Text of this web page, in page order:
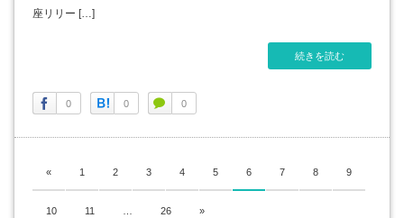
座リリー […]
続きを読む
0 0 0
« 1 2 3 4 5 6 7 8 9
10 11 26 »